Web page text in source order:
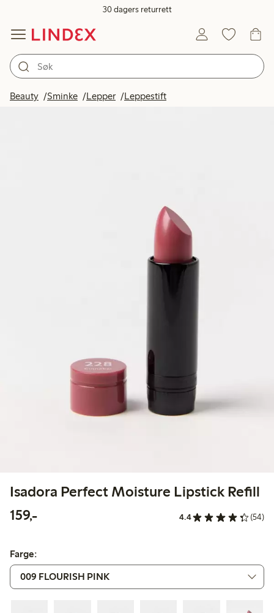
30 dagers returrett
Beauty Sminke Lepper Leppestift
Isadora Perfect Moisture Lipstick Refill
159,-159,00 kr 4.4 (54)
Farge: